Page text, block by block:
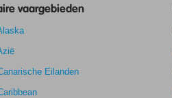
vaargebieden
Eilanden